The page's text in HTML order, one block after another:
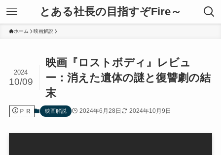
とある社長の目指すぞFire～
ホーム 映画解説
映画『ロストボディ』レビュ
ー：消えた遺体の謎と復讐劇の結
末
2024
10/09
ＰＲ 映画解説 2024年6月28日 2024年10月9日